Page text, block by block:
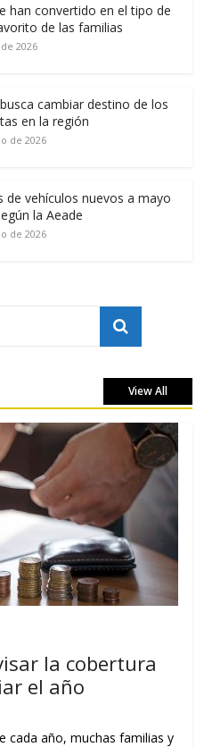
han convertido en el tipo de
de las familias
2026
cambiar destino de los
en la región
de 2026
de vehículos nuevos a mayo
la Aeade
de 2026
View All
la cobertura
el año
cada año, muchas familias y